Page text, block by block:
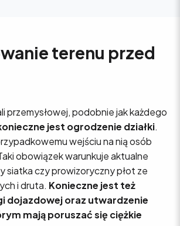
terenu przed
przemysłowej, podobnie jak każdego
jest ogrodzenie działki.
wejściu na nią osób
obowiązek warunkuje aktualne
siatka czy prowizoryczny płot ze
i druta. Konieczne jest też
dojazdowej oraz utwardzenie
mają poruszać się ciężkie